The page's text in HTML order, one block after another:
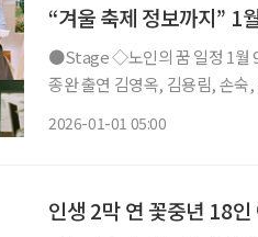
“겨울 축제 정보까지” 1
●Stage ◇노인의 꿈 일정 1월 9일 ~ 3월 22일 장소 LG아트센터 서울 U+ 스테이지 연출 성
종완 출연 김영옥, 김용림, 손숙, 하희라, 이일화, 신은정 등 연극 ‘노인의 꿈’은 작은 미술학원
2026-01-01 05:00
인생 2막 연 꽃중년 18